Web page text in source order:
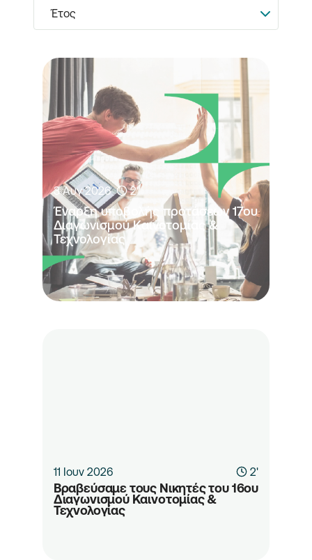
Έτος
3 Αυγ 2026 2'
Έναρξη υποβολής προτάσεων 17ου
Διαγωνισμού Καινοτομίας &
Τεχνολογίας
11 Ιουν 2026 2'
Βραβεύσαμε τους Νικητές του 16ου
Διαγωνισμού Καινοτομίας &
Τεχνολογίας